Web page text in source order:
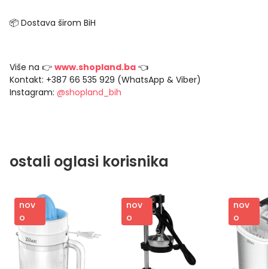
📦 Dostava širom BiH
Više na 👉 www.shopland.ba 👈
Kontakt: +387 66 535 929 (WhatsApp & Viber)
Instagram: @shopland_bih
ostali oglasi korisnika
nov
o
nov
o
nov
o